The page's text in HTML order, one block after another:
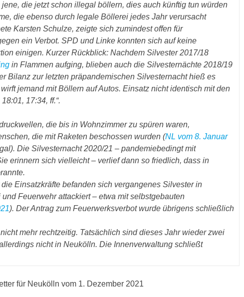
die jetzt schon illegal böllern, dies auch künftig tun würden
die ebenso durch legale Böllerei jedes Jahr verursacht
Karsten Schulze, zeigte sich zumindest offen für
ein Verbot. SPD und Linke konnten sich auf keine
einigen. Kurzer Rückblick: Nachdem Silvester 2017/18
in Flammen aufging, blieben auch die Silvesternächte 2018/19
Bilanz zur letzten präpandemischen Silvesternacht hieß es
jemand mit Böllern auf Autos. Einsatz nicht identisch mit den
17:34, ff.“.
die bis in Wohnzimmer zu spüren waren,
die mit Raketen beschossen wurden (NL vom 8. Januar
Die Silvesternacht 2020/21 – pandemiebedingt mit
erinnern sich vielleicht – verlief dann so friedlich, dass in
Einsatzkräfte befanden sich vergangenes Silvester in
Feuerwehr attackiert – etwa mit selbstgebauten
). Der Antrag zum Feuerwerksverbot wurde übrigens schließlich
mehr rechtzeitig. Tatsächlich sind dieses Jahr wieder zwei
nicht in Neukölln. Die Innenverwaltung schließt
für Neukölln vom 1. Dezember 2021